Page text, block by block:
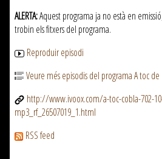
ALERTA:Aquest programa ja no està en
trobin els fitxers del programa.
Reproduir episodi
Veure més episodis del programa A toc de
http://www.ivoox.com/a-toc-cobla-702-
mp3_rf_26507019_1.html
RSS feed